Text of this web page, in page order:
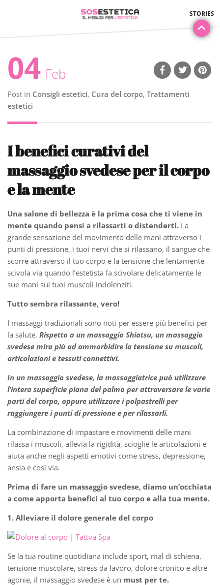
04 Feb
Post in Consigli estetici, Cura del corpo, Trattamenti
estetici
I benefici curativi del
massaggio svedese per il corpo
e la mente
Una salone di bellezza è la prima cosa che ti viene in
mente quando pensi a rilassarti o distenderti. La
grande sensazione del movimento delle mani attraverso i
punti di pressione, i tuoi nervi che si rilassano, il sangue che
scorre attraverso il tuo corpo e la tensione che lentamente
scivola via quando l’estetista fa scivolare delicatamente le
sue mani sui tuoi muscoli indolenziti.
Tutto sembra rilassante, vero!
I massaggi tradizionali sono noti per essere più benefici per
la salute. Rispetto a un massaggio Shiatsu, un massaggio
svedese mira più ad ammorbidire la tensione su muscoli,
articolazioni e tessuti connettivi.
In un massaggio svedese, la massaggiatrice può utilizzare
l’intera superficie piana del palmo per attraversare le varie
parti del corpo, oppure utilizzare i polpastrelli per
raggiungere i punti di pressione e per rilassarli.
La combinazione di impastare e movimenti delle mani
rilassa i muscoli, allevia la rigidità, scioglie le articolazioni e
aiuta anche negli aspetti emotivi come stress, depressione,
ansia e così via.
Prima di fare un massaggio svedese, diamo un’occhiata
a come apporta benefici al tuo corpo e alla tua mente.
1. Alleviare il dolore generale del corpo
Se la tua routine quotidiana include sport, mal di schiena,
tensione muscolare, stress da lavoro, dolore cronico e altre
agonie, il massaggio svedese è un must per te.